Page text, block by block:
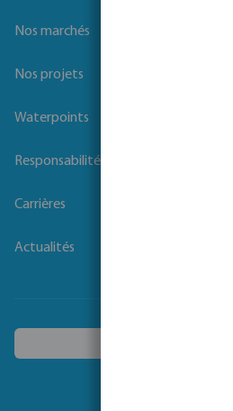
Nos marchés
Nos projets
Waterpoints
Responsabilité sociale des entreprises
Carrières
Actualités